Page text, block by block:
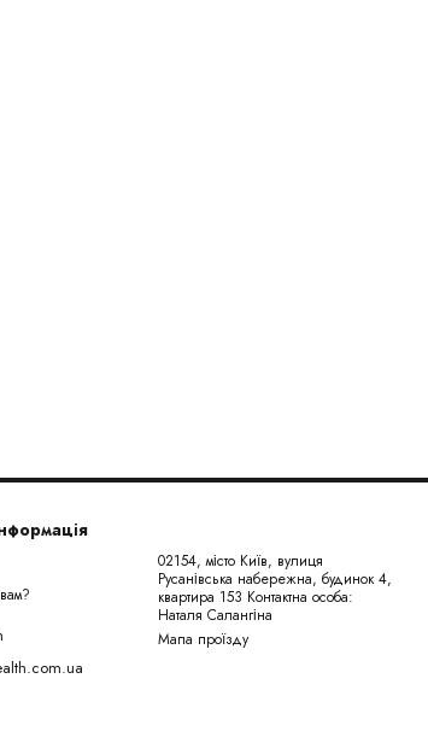
02154, місто Київ, вулиця
Русанівська набережна, будинок 4,
квартира 153 Контактна особа:
Наталя Салангіна
Мапа проїзду